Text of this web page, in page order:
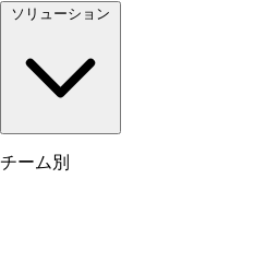
ソリューション
チーム別